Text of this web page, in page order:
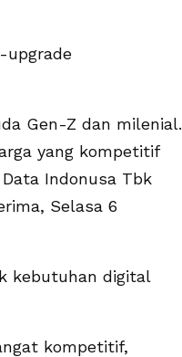
upgrade
Gen-Z dan milenial.
yang kompetitif
Indonusa Tbk
Selasa 6
kebutuhan digital
kompetitif,